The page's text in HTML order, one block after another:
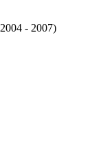
- 2007)